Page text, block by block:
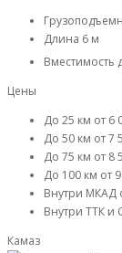
Длина 6 м
Вместимость
Цены
До 25 км от 6
До 50 км от 7
До 75 км от 8
До 100 км от
Внутри МКАД
Внутри ТТК и
Камаз